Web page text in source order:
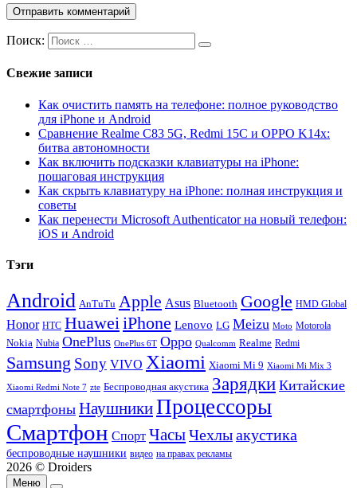
Поиск:
Свежие записи
Как очистить память на телефоне: полное руководство
для iPhone и Android
Сравнение Realme C83 5G, Redmi 15C и OPPO K14x:
битва автономности
Как включить подсказки клавиатуры на iPhone:
пошаговая инструкция
Как скрыть клавиатуру на iPhone: полная инструкция и
советы
Как перенести Microsoft Authenticator на новый телефон:
iOS и Android
Тэги
Android AnTuTu Apple Asus Bluetooth Google HMD Global
Honor HTC HuaweiiPhone Lenovo LG Meizu Moto Motorola
Nokia Nubia OnePlus OnePlus 6T Oppo Qualcomm Realme Redmi
Samsung Sony VIVO Xiaomi Xiaomi Mi 9 Xiaomi Mi Mix 3
Xiaomi Redmi Note 7 zte Беспроводная акустика Зарядки Китайские
смартфоны НаушникиПроцессоры
Смартфон Спорт ЧасыЧехлыакустика
беспроводные наушники видео на правах рекламы
2026 © Droiders
Меню